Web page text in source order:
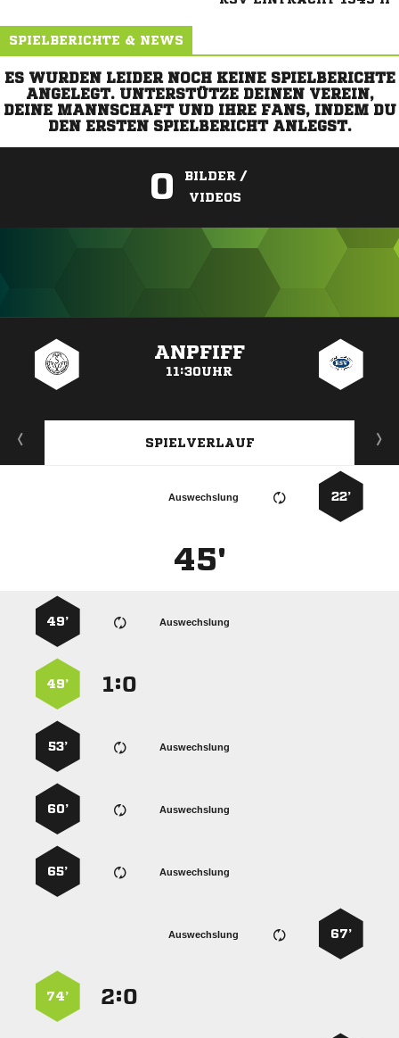
SPIELBERICHTE & NEWS
ES WURDEN LEIDER NOCH KEINE SPIELBERICHTE
ANGELEGT. UNTERSTÜTZE DEINEN VEREIN,
DEINE MANNSCHAFT UND IHRE FANS, INDEM DU
DEN ERSTEN SPIELBERICHT ANLEGST.
0
BILDER /
VIDEOS
ANPFIFF
11:30UHR
SPIELVERLAUF
22’
Auswechslung
45'
Auswechslung
49’
:
49’
Auswechslung
53’
Auswechslung
60’
Auswechslung
65’
67’
Auswechslung
:
74’